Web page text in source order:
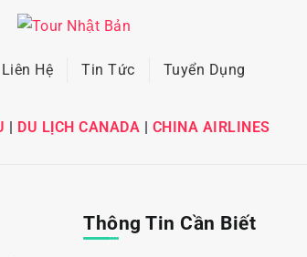
Liên Hệ Tin Tức Tuyển Dụng
| DU LỊCH CANADA | CHINA AIRLINES
Thông Tin Cần Biết